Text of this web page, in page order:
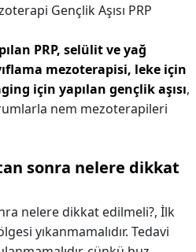
Gençlik Aşısı PRP
PRP, selülit ve yağ
mezoterapisi, leke için
için yapılan gençlik aşısı,
nem mezoterapileri
sonra nelere dikkat
nelere dikkat edilmeli?, İlk
yıkanmamalıdır. Tedavi